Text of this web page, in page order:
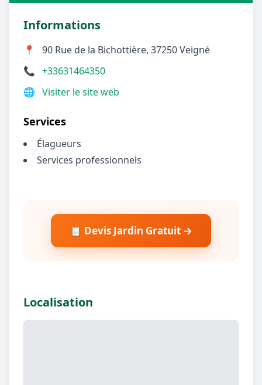
Informations
📍
90 Rue de la Bichottière, 37250 Veigné
📞 +33631464350
🌐 Visiter le site web
Services
Élagueurs
Services professionnels
📋 Devis Jardin Gratuit →
Localisation